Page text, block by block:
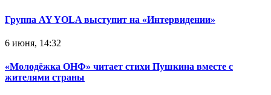
Группа AY YOLA выступит на «Интервидении»
6 июня, 14:32
«Молодёжка ОНФ» читает стихи Пушкина вместе с
жителями страны